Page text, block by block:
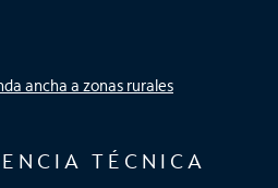
ancha a zonas rurales
TÉCNICA